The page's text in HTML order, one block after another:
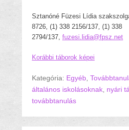
Sztanóné Füzesi Lídia
8726, (1) 338 2156/137, (1) 338
2794/137, fuzesi.lidia@fpsz.net
Korábbi táborok képei
Kategória: Egyéb
általános iskolásoknak nyári
továbbtanulás